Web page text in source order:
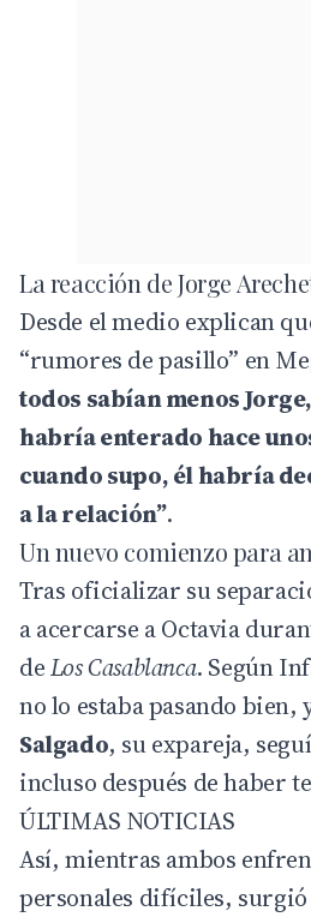
La reacción de Jorge
Desde el medio explican
“rumores de pasillo” en
todos sabían menos
habría enterado hace
cuando supo, él habría
a la relación”.
Un nuevo comienzo para
Tras oficializar su
a acercarse a Octavia
deLos Casablanca. Según
no lo estaba pasando bien,
Salgado, su expareja,
incluso después de haber
ÚLTIMAS NOTICIAS
Así, mientras ambos
personales difíciles,